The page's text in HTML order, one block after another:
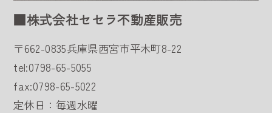
■株式会社セセラ不動産販売
〒662-0835兵庫県西宮市平木町8-22
tel:0798-65-5055
fax:0798-65-5022
定休日：毎週水曜